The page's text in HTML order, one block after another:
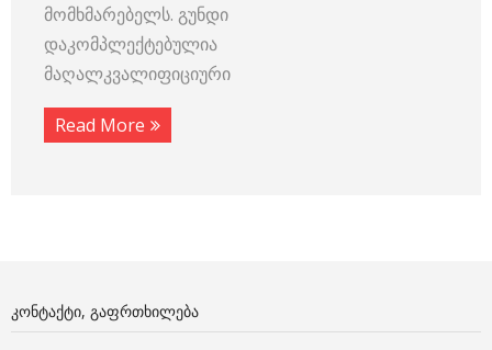
მომხმარებელს. გუნდი
დაკომპლექტებულია
მაღალკვალიფიციური
Read More
ᲙᲝᲜᲢᲐᲥᲢᲘ, ᲒᲐᲤᲠᲗᲮᲘᲚᲔᲑᲐ